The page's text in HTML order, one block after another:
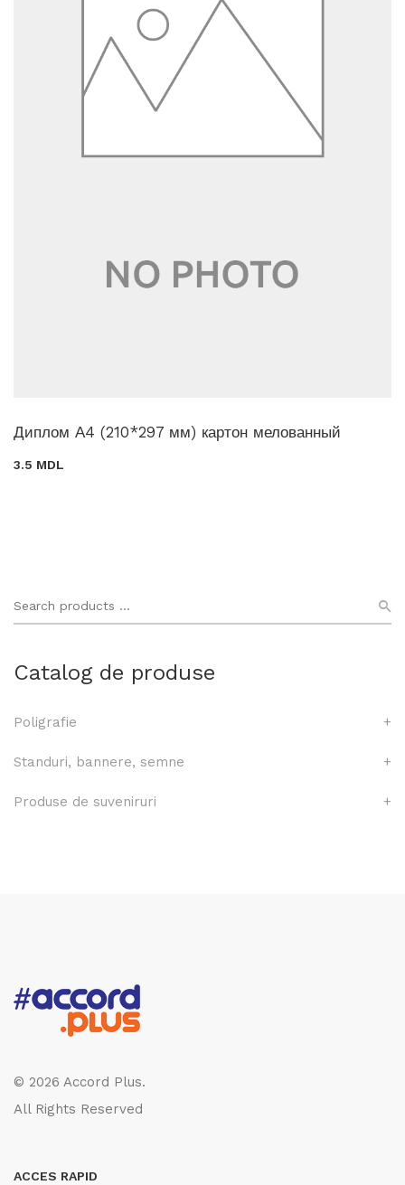
Catalog de produse
Poligrafie +
Standuri, bannere, semne +
Produse de suveniruri +
Диплом А4 (210*297 мм) картон мелованный
3.5 MDL
© 2026 Accord Plus.
All Rights Reserved
ACCES RAPID